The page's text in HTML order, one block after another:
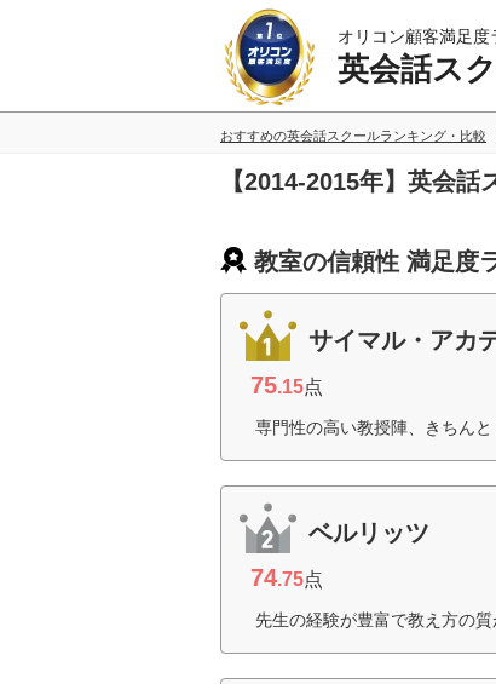
オリコン顧客満足度
英会話ス
おすすめの英会話スクールランキング・比較
【2014-2015年】英会
教室の信頼性 満足度
サイマル・アカ
75.15点
専門性の高い教授陣、きちん
ベルリッツ
74.75点
先生の経験が豊富で教え方の